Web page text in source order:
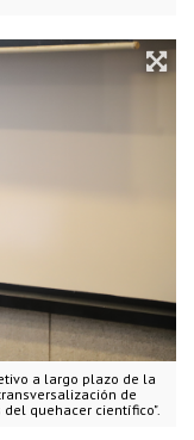
a largo plazo de la
de
quehacer científico".